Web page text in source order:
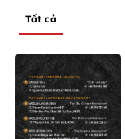
Tất cả